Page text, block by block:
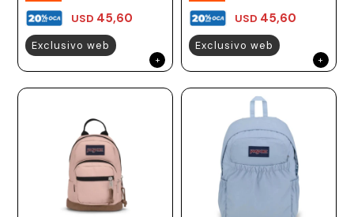
USD 45,60
Exclusivo web
USD 45,60
Exclusivo web